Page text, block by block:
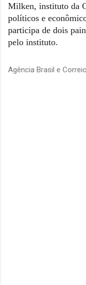
Milken, instituto da
políticos e
participa de dois
pelo instituto.
Agência Brasil e